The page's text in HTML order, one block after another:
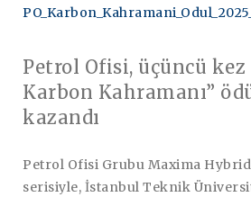
Petrol Ofisi, üçüncü kez
Karbon Kahramanı”
kazandı
Petrol Ofisi Grubu Maxima
serisiyle, İstanbul Teknik